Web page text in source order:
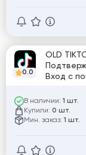
0.0
OLD
Вход с
В наличии: 1 шт.
Купили: 0 шт.
Мин. заказ: 1 шт.